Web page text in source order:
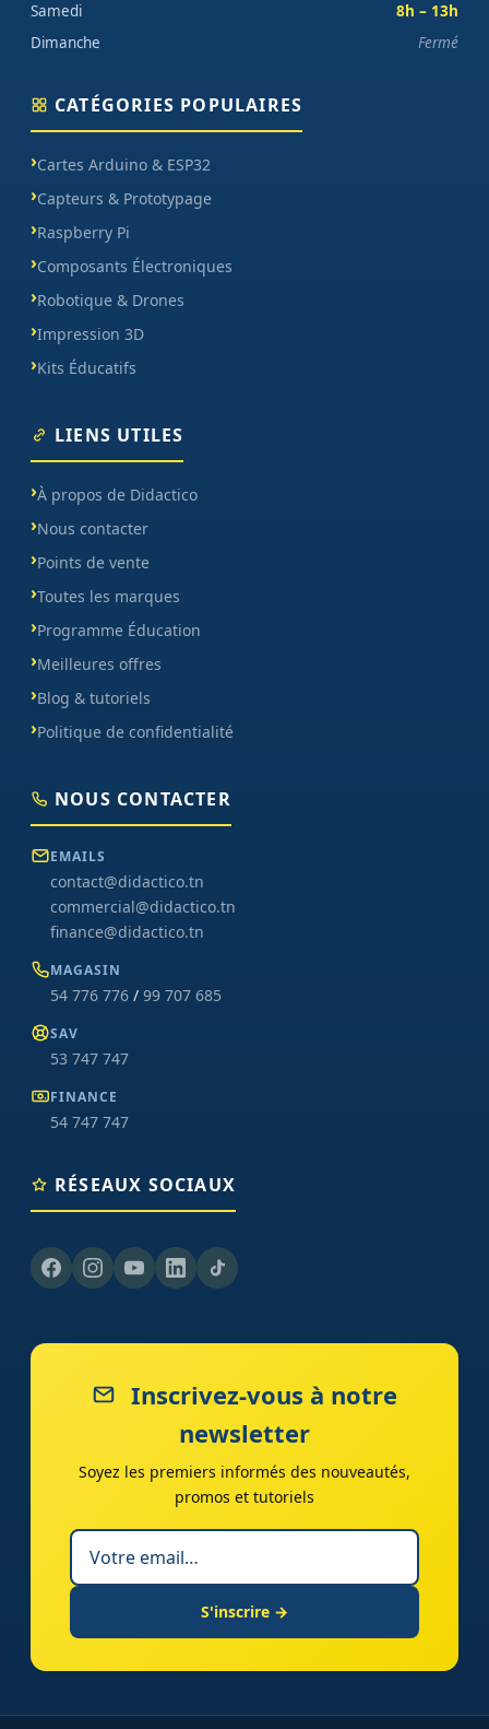
Samedi
8h – 13h
Dimanche
Fermé
CATÉGORIES POPULAIRES
Cartes Arduino & ESP32
Capteurs & Prototypage
Raspberry Pi
Composants Électroniques
Robotique & Drones
Impression 3D
Kits Éducatifs
LIENS UTILES
À propos de Didactico
Nous contacter
Points de vente
Toutes les marques
Programme Éducation
Meilleures offres
Blog & tutoriels
Politique de confidentialité
NOUS CONTACTER
EMAILS
contact@didactico.tn
commercial@didactico.tn
finance@didactico.tn
MAGASIN
54 776 776 / 99 707 685
SAV
53 747 747
FINANCE
54 747 747
RÉSEAUX SOCIAUX
Inscrivez-vous à notre
newsletter
Soyez les premiers informés des nouveautés,
promos et tutoriels
S'inscrire →